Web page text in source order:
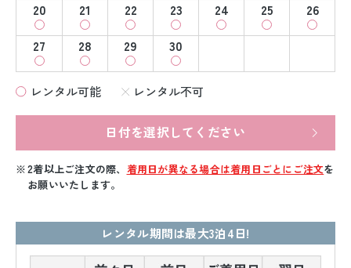
20
21 22 23 24 25
26
27
28 29 30
レンタル可能 レンタル不可
日付を選択してください
2着以上ご注文の際、 着用日が異なる場合は着用日ごとにご注文を
お願いいたします。
レンタル期間は最大3泊4日!